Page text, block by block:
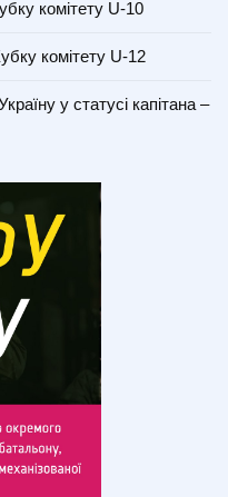
комітету U-10
комітету U-12
у статусі капітана –